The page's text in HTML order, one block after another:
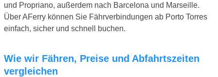
und Propriano, außerdem nach Barcelona und Marseille.
Über AFerry können Sie Fährverbindungen ab Porto Torres
einfach, sicher und schnell buchen.
Wie wir Fähren, Preise und Abfahrtszeiten
vergleichen